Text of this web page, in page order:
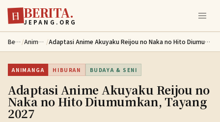
Lewati ke konten utama
日 BERITA.
JEPANG.ORG
Berita / Animanga / Adaptasi Anime Akuyaku Reijou no Naka no Hito Diumumkan, Tayang 2027
ANIMANGA HIBURAN BUDAYA & SENI
Adaptasi Anime Akuyaku Reijou no
Naka no Hito Diumumkan, Tayang
2027